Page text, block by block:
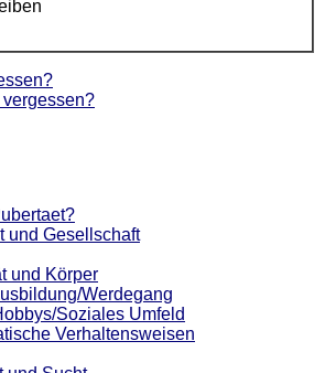
und Gesellschaft
und Körper
Werdegang
Soziales Umfeld
Verhaltensweisen